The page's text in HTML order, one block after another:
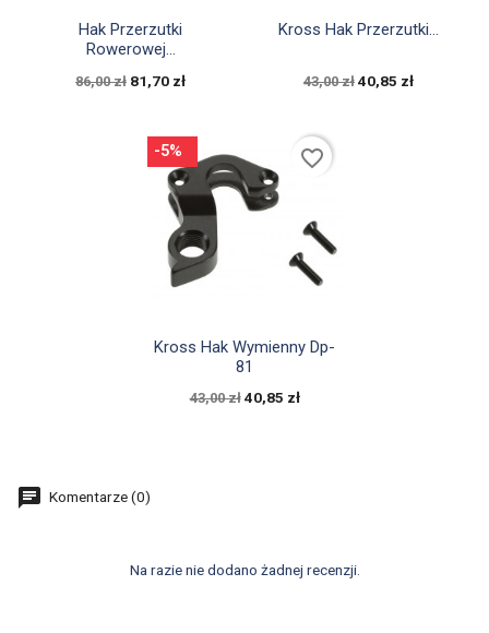
Szybki podgląd
Hak Przerzutki
Rowerowej...
86,00 zł 81,70 zł
Szybki podgląd
Kross Hak Przerzutki...
43,00 zł 40,85 zł
Szybki podgląd
Kross Hak Wymienny Dp-
81
43,00 zł 40,85 zł
-5% favorite_border
Komentarze (0)
Na razie nie dodano żadnej recenzji.